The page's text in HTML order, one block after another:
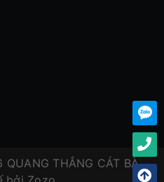
THẮNG CÁT BÀ .